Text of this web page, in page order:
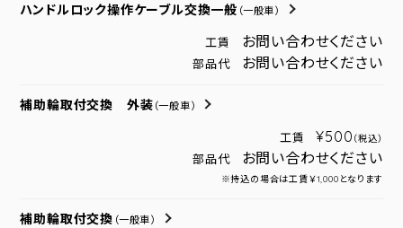
ハンドルロック操作ケーブル交換一般 （一般車）
工賃 お問い合わせください
部品代 お問い合わせください
補助輪取付交換 外装 （一般車）
工賃 ¥500 （税込）
部品代 お問い合わせください
※持込の場合は工賃￥1,000となります
補助輪取付交換 （一般車）